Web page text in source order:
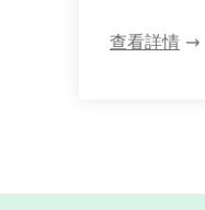
查看詳情